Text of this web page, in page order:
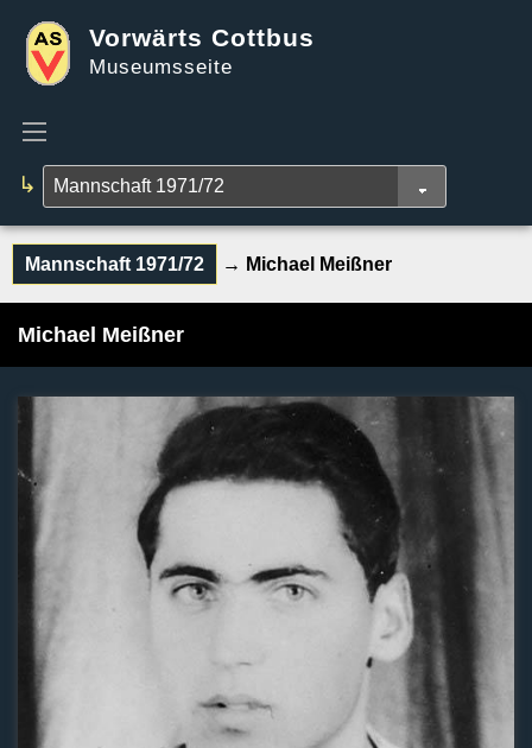
Vorwärts Cottbus
Museumsseite
↳
Mannschaft 1971/72 → Michael Meißner
Michael Meißner